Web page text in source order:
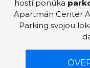
hostí ponúka
Apartmán Center
Parking svojou